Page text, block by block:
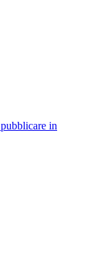
in